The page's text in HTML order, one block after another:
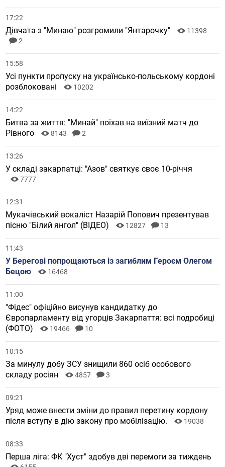
17:22
Дівчата з "Минаю" розгромили "Янтарочку"
11398
2
15:58
Усі пункти пропуску на українсько-польському кордоні
розблоковані
10202
14:22
Битва за життя: "Минай" поїхав на виїзний матч до
Рівного
8143 2
13:26
У складі закарпатці: "Азов" святкує своє 10-річчя
7777
12:31
Мукачівський вокаліст Назарій Попович презентував
пісню "Білий янгол" (ВІДЕО)
12827 13
11:43
У Берегові попрощаються із загиблим Героєм Олегом
Бецою
16468
11:00
"Фідес" офіційно висунув кандидатку до
Європарламенту від угорців Закарпаття: всі подробиці
(ФОТО)
19466 10
10:15
За минулу добу ЗСУ знищили 860 осіб особового
складу росіян
4857 3
09:21
Уряд може внести зміни до правил перетину кордону
після вступу в дію закону про мобілізацію.
19038
08:33
Перша ліга: ФК "Хуст" здобув дві перемоги за тиждень